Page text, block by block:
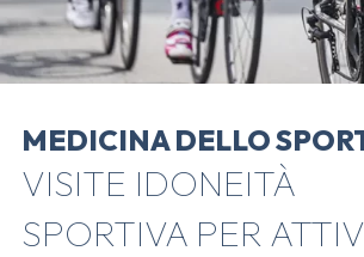
MEDICINA DELLO
VISITE IDONEITÀ
SPORTIVA PER